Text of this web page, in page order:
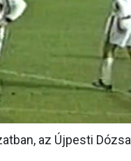
az Újpesti Dózsa